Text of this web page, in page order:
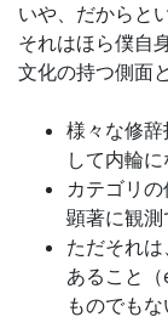
いや、だからと
それはほら僕自
文化の持つ側面
様々な修
して内輪に
カテゴリ
顕著に観測
ただそれ
あること
ものでもな